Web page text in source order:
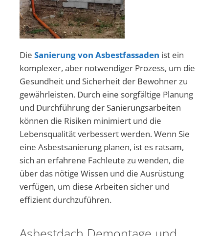
Die Sanierung von Asbestfassaden ist ein
komplexer, aber notwendiger Prozess, um die
Gesundheit und Sicherheit der Bewohner zu
gewährleisten. Durch eine sorgfältige Planung
und Durchführung der Sanierungsarbeiten
können die Risiken minimiert und die
Lebensqualität verbessert werden. Wenn Sie
eine Asbestsanierung planen, ist es ratsam,
sich an erfahrene Fachleute zu wenden, die
über das nötige Wissen und die Ausrüstung
verfügen, um diese Arbeiten sicher und
effizient durchzuführen.